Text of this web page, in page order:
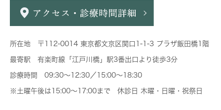
所在地 〒112-0014 東京都文京区関口1-1-3 プラザ飯田橋1階
最寄駅 有楽町線「江戸川橋」駅3番出口より徒歩3分
診療時間 09:30～12:30／15:00～18:30
※土曜午後は15:00～17:00まで 休診日 木曜・日曜・祝祭日